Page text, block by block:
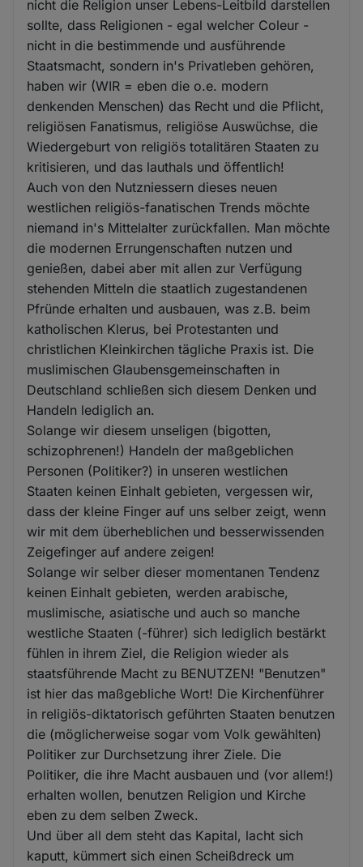
nicht die Religion unser Lebens-Leitbild darstellen
sollte, dass Religionen - egal welcher Coleur -
nicht in die bestimmende und ausführende
Staatsmacht, sondern in's Privatleben gehören,
haben wir (WIR = eben die o.e. modern
denkenden Menschen) das Recht und die Pflicht,
religiösen Fanatismus, religiöse Auswüchse, die
Wiedergeburt von religiös totalitären Staaten zu
kritisieren, und das lauthals und öffentlich!
Auch von den Nutzniessern dieses neuen
westlichen religiös-fanatischen Trends möchte
niemand in's Mittelalter zurückfallen. Man möchte
die modernen Errungenschaften nutzen und
genießen, dabei aber mit allen zur Verfügung
stehenden Mitteln die staatlich zugestandenen
Pfründe erhalten und ausbauen, was z.B. beim
katholischen Klerus, bei Protestanten und
christlichen Kleinkirchen tägliche Praxis ist. Die
muslimischen Glaubensgemeinschaften in
Deutschland schließen sich diesem Denken und
Handeln lediglich an.
Solange wir diesem unseligen (bigotten,
schizophrenen!) Handeln der maßgeblichen
Personen (Politiker?) in unseren westlichen
Staaten keinen Einhalt gebieten, vergessen wir,
dass der kleine Finger auf uns selber zeigt, wenn
wir mit dem überheblichen und besserwissenden
Zeigefinger auf andere zeigen!
Solange wir selber dieser momentanen Tendenz
keinen Einhalt gebieten, werden arabische,
muslimische, asiatische und auch so manche
westliche Staaten (-führer) sich lediglich bestärkt
fühlen in ihrem Ziel, die Religion wieder als
staatsführende Macht zu BENUTZEN! "Benutzen"
ist hier das maßgebliche Wort! Die Kirchenführer
in religiös-diktatorisch geführten Staaten benutzen
die (möglicherweise sogar vom Volk gewählten)
Politiker zur Durchsetzung ihrer Ziele. Die
Politiker, die ihre Macht ausbauen und (vor allem!)
erhalten wollen, benutzen Religion und Kirche
eben zu dem selben Zweck.
Und über all dem steht das Kapital, lacht sich
kaputt, kümmert sich einen Scheißdreck um
Cookies